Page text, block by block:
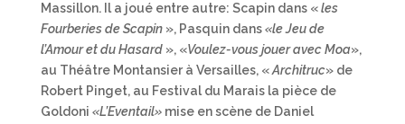
Massillon. Il a joué entre autre: Scapin dans «les
Fourberies de Scapin », Pasquin dans«le Jeu de
l’Amour et du Hasard », «Voulez-vous jouer avec Moa»,
au Théâtre Montansier à Versailles, «Architruc» de
Robert Pinget, au Festival du Marais la pièce de
Goldoni «L’Eventail» mise en scène de Daniel